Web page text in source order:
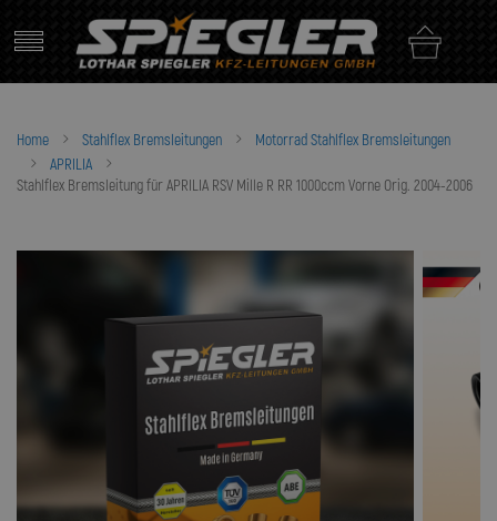
content
Home Stahlflex Bremsleitungen
Motorrad Stahlflex Bremsleitungen
APRILIA
Stahlflex Bremsleitung für APRILIA RSV Mille R RR 1000ccm Vorne Orig. 2004-2006